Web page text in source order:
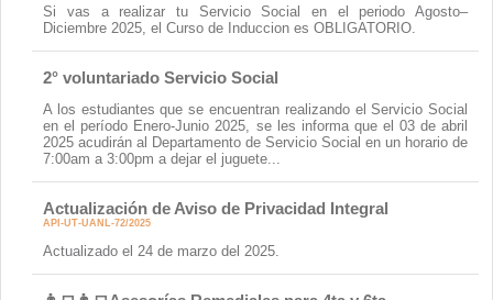
Si vas a realizar tu Servicio Social en el periodo Agosto–
Diciembre 2025, el Curso de Induccion es OBLIGATORIO.
2° voluntariado Servicio Social
A los estudiantes que se encuentran realizando el Servicio Social
en el período Enero-Junio 2025, se les informa que el 03 de abril
2025 acudirán al Departamento de Servicio Social en un horario de
7:00am a 3:00pm a dejar el juguete...
Actualización de Aviso de Privacidad Integral
API-UT-UANL-72/2025
Actualizado el 24 de marzo del 2025.